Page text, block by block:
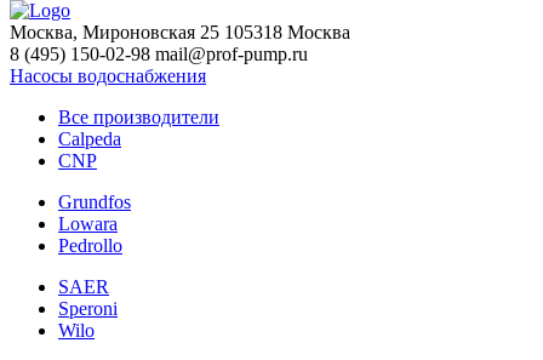
Москва, Мироновская 25 105318 Москва
8 (495) 150-02-98 mail@prof-pump.ru
Насосы водоснабжения
Все производители
Calpeda
CNP
Grundfos
Lowara
Pedrollo
SAER
Speroni
Wilo